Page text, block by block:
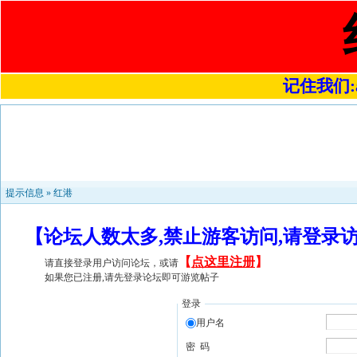
记住我们
提示信息 » 红港
【论坛人数太多,禁止游客访问,请登
请直接登录用户访问论坛，或请 【 点这里注册】
如果您已注册,请先登录论坛即可游览帖子
登录
用户名
密 码